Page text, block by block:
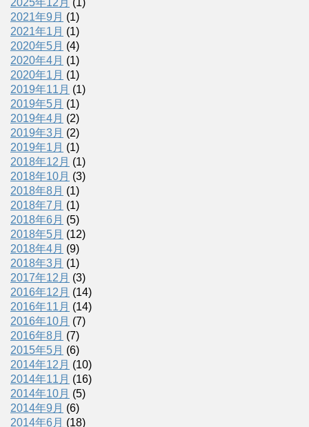
2021年9月 (1)
2021年1月 (1)
2020年5月 (4)
2020年4月 (1)
2020年1月 (1)
2019年11月 (1)
2019年5月 (1)
2019年4月 (2)
2019年3月 (2)
2019年1月 (1)
2018年12月 (1)
2018年10月 (3)
2018年8月 (1)
2018年7月 (1)
2018年6月 (5)
2018年5月 (12)
2018年4月 (9)
2018年3月 (1)
2017年12月 (3)
2016年12月 (14)
2016年11月 (14)
2016年10月 (7)
2016年8月 (7)
2015年5月 (6)
2014年12月 (10)
2014年11月 (16)
2014年10月 (5)
2014年9月 (6)
2014年6月 (18)